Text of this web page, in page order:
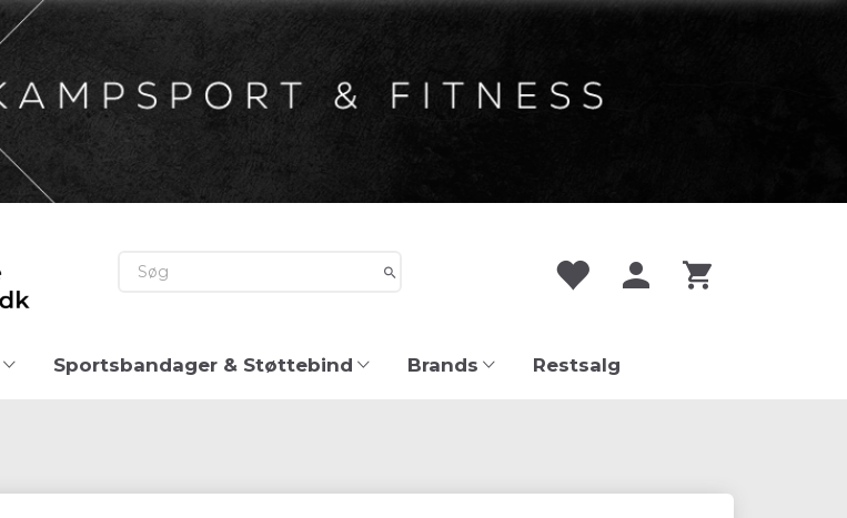
Sportsbandager & Støttebind Brands Restsalg